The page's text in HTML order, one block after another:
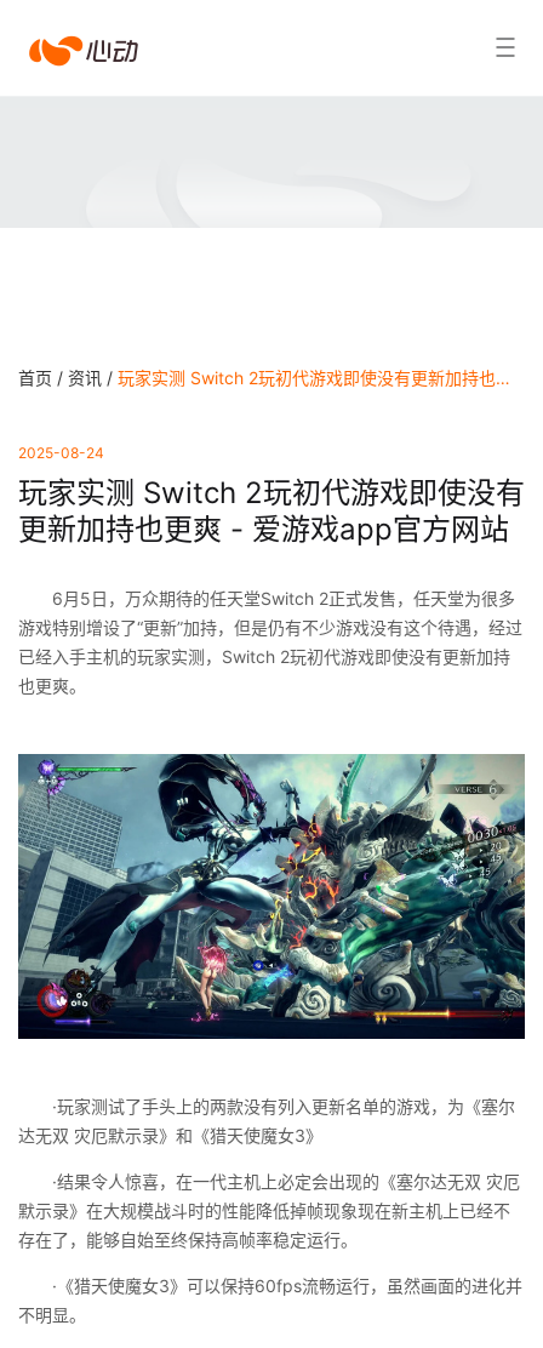
爱搜索结果
首页 / 资讯 / 玩家实测 Switch 2玩初代游戏即使没有更新加持也更爽 - 爱游戏app官方网站
2025-08-24
玩家实测 Switch 2玩初代游戏即使没有
更新加持也更爽 - 爱游戏app官方网站
6月5日，万众期待的任天堂Switch 2正式发售，任天堂为很多
游戏特别增设了“更新”加持，但是仍有不少游戏没有这个待遇，经过
已经入手主机的玩家实测，Switch 2玩初代游戏即使没有更新加持
也更爽。
·玩家测试了手头上的两款没有列入更新名单的游戏，为《塞尔
达无双 灾厄默示录》和《猎天使魔女3》
·结果令人惊喜，在一代主机上必定会出现的《塞尔达无双 灾厄
默示录》在大规模战斗时的性能降低掉帧现象现在新主机上已经不
存在了，能够自始至终保持高帧率稳定运行。
·《猎天使魔女3》可以保持60fps流畅运行，虽然画面的进化并
不明显。